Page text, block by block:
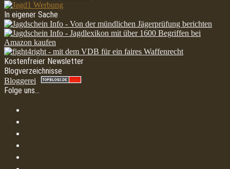
In eigener Sache
Kostenfreier Newsletter
Blogverzeichnisse
Bloggerei
Folge uns…